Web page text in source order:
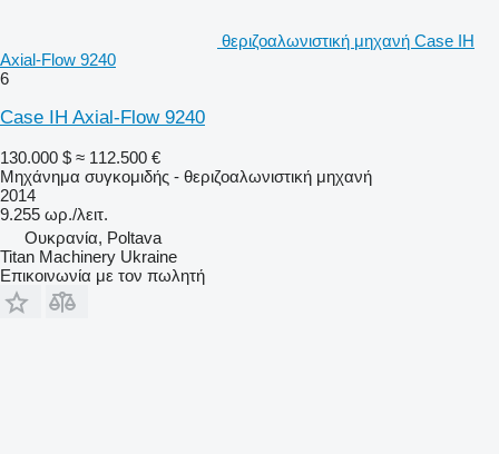
θεριζοαλωνιστική μηχανή Case IH
Axial-Flow 9240
6
Case IH Axial-Flow 9240
130.000 $ ≈ 112.500 €
Μηχάνημα συγκομιδής - θεριζοαλωνιστική μηχανή
2014
9.255 ωρ./λειτ.
Ουκρανία, Poltava
Titan Machinery Ukraine
Επικοινωνία με τον πωλητή